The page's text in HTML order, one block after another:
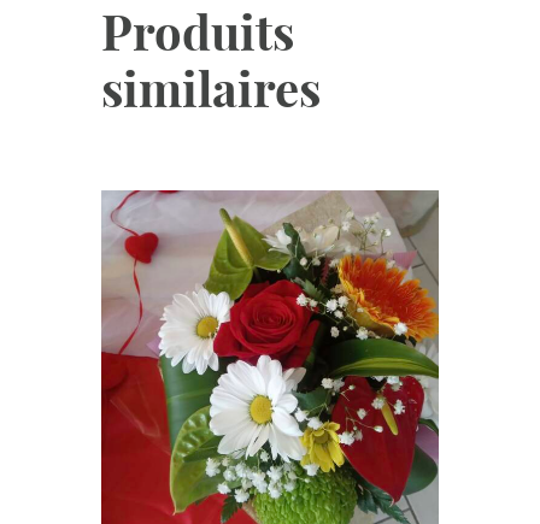
Produits
similaires